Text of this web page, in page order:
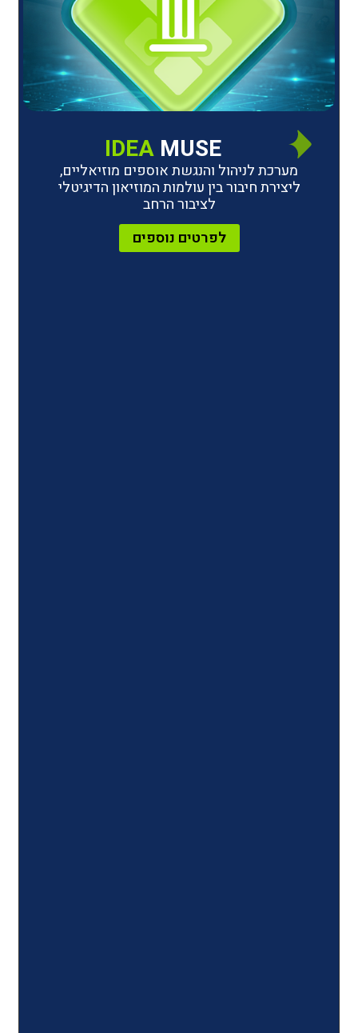
IDEA MUSE
והנגשת אוספים מוזיאליים,
בין עולמות המוזיאון הדיגיטלי